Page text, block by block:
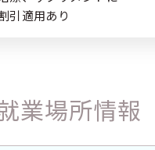
適用あり
業場所情報